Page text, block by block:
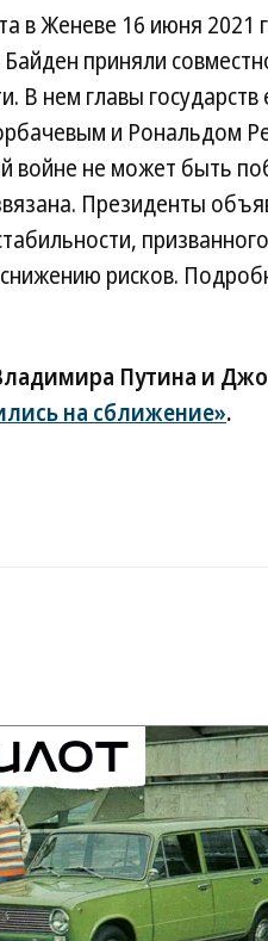
в Женеве 16 июня 2021
приняли
В нем главы
и Рональдом
войне не может быть
Президенты
рисков.
Путина и
на сближение».